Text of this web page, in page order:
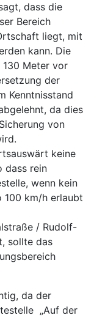
dass die
Bereich
liegt, mit
kann. Die
130 Meter vor
der
Kenntnisstand
da dies
von
keine
dass rein
wenn kein
100 km/h erlaubt
/ Rudolf-
sollte das
da der
„Auf der